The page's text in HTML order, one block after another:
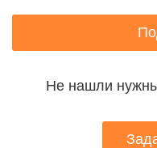
Не нашли